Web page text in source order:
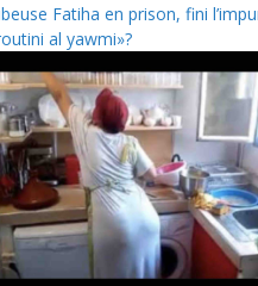
Fatiha en prison, fini
al yawmi»?